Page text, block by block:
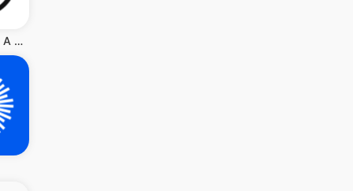
The Phoenix: A sober community